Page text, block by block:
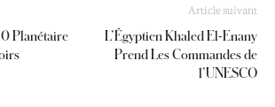
Planétaire
Article suivant
L’Égyptien Khaled El-Enany
Prend Les Commandes de
l’UNESCO